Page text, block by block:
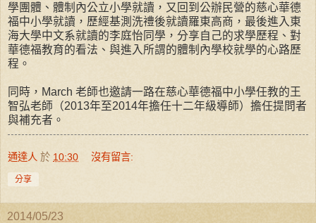
學團體、體制內公立小學就讀，又回到公辦民營的慈心華德
福中小學就讀，歷經基測洗禮後就讀羅東高商，最後進入東
海大學中文系就讀的李庭怡同學，分享自己的求學歷程、對
華德福教育的看法、與進入所謂的體制內學校就學的心路歷
程。
同時，March 老師也邀請一路在慈心華德福中小學任教的王
智弘老師（2013年至2014年擔任十二年級導師）擔任提問者
與補充者。
通達人 於 10:30 沒有留言:
分享
2014/05/23